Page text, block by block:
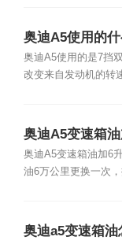
奥迪A5使用的
奥迪A5使用的是7挡
改变来自发动机的转
奥迪A5变速箱油
奥迪A5变速箱油加6
油6万公里更换一次，
奥迪a5变速箱油